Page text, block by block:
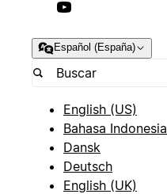
Español (España)
English (US)
Bahasa Indonesia
Dansk
Deutsch
English (UK)